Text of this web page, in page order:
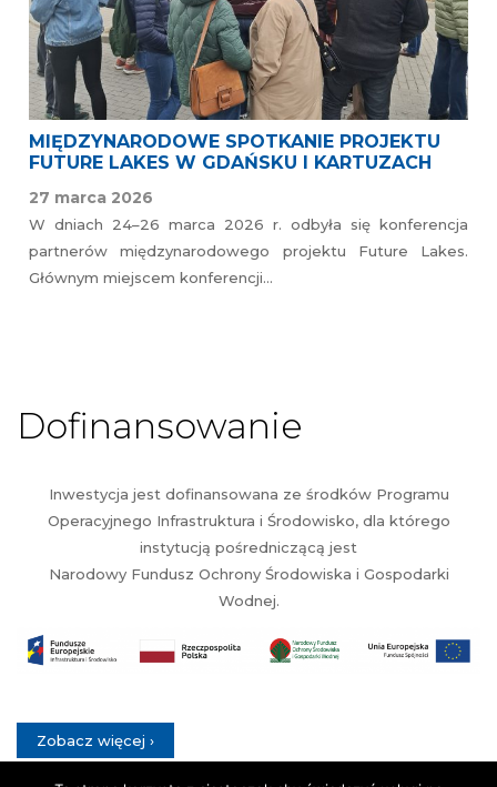
MIĘDZYNARODOWE SPOTKANIE PROJEKTU
FUTURE LAKES W GDAŃSKU I KARTUZACH
27 marca 2026
W dniach 24–26 marca 2026 r. odbyła się konferencja
partnerów międzynarodowego projektu Future Lakes.
Głównym miejscem konferencji…
Dofinansowanie
Inwestycja jest dofinansowana ze środków Programu
Operacyjnego Infrastruktura i Środowisko, dla którego
instytucją pośredniczącą jest
Narodowy Fundusz Ochrony Środowiska i Gospodarki
Wodnej.
Zobacz więcej ›